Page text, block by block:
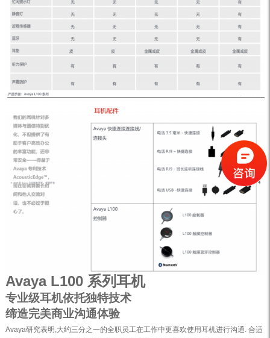
Avaya L100 系列耳机
专业级耳机依托独特技术
缔造完美商业沟通体验
Avaya研究表明,大约三分之一的全职员工在工作中更喜欢使用耳机进行沟通. 合适